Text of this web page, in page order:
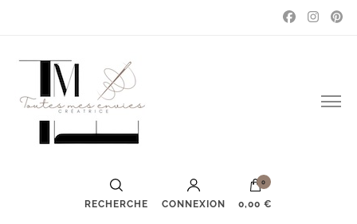
Toutes mes envies
Couture, accessoires, mode, bijoux …
RECHERCHE CONNEXION
0
0,00 €